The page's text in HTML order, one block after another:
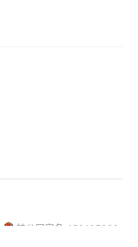
桂公网安备 450107020